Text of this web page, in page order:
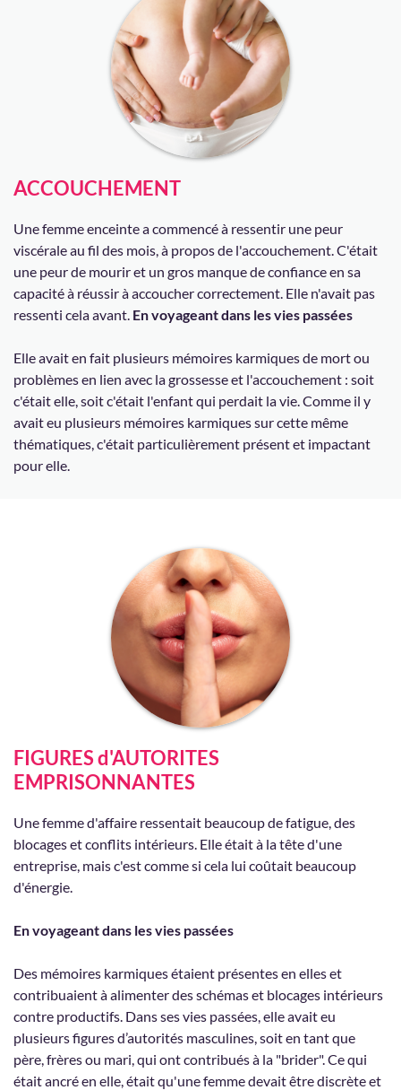
ACCOUCHEMENT
Une femme enceinte a commencé à ressentir une peur
viscérale au fil des mois, à propos de l'accouchement. C'était
une peur de mourir et un gros manque de confiance en sa
capacité à réussir à accoucher correctement. Elle n'avait pas
ressenti cela avant. En voyageant dans les vies passées
Elle avait en fait plusieurs mémoires karmiques de mort ou
problèmes en lien avec la grossesse et l'accouchement : soit
c'était elle, soit c'était l'enfant qui perdait la vie. Comme il y
avait eu plusieurs mémoires karmiques sur cette même
thématiques, c'était particulièrement présent et impactant
pour elle.
FIGURES d'AUTORITES
EMPRISONNANTES
Une femme d'affaire ressentait beaucoup de fatigue, des
blocages et conflits intérieurs. Elle était à la tête d'une
entreprise, mais c'est comme si cela lui coûtait beaucoup
d'énergie.
En voyageant dans les vies passées
Des mémoires karmiques étaient présentes en elles et
contribuaient à alimenter des schémas et blocages intérieurs
contre productifs. Dans ses vies passées, elle avait eu
plusieurs figures d’autorités masculines, soit en tant que
père, frères ou mari, qui ont contribués à la "brider". Ce qui
était ancré en elle, était qu'une femme devait être discrète et